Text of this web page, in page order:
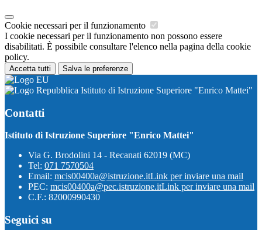
Cookie necessari per il funzionamento
I cookie necessari per il funzionamento non possono essere
disabilitati. È possibile consultare l'elenco nella pagina della cookie
policy.
Accetta tutti Salva le preferenze
Istituto di Istruzione Superiore "Enrico Mattei"
Contatti
Istituto di Istruzione Superiore "Enrico Mattei"
Via G. Brodolini 14 - Recanati 62019 (MC)
Tel: 071 7570504
Email: mcis00400a@istruzione.itLink per inviare una mail
PEC: mcis00400a@pec.istruzione.itLink per inviare una mail
C.F.: 82000990430
Seguici su